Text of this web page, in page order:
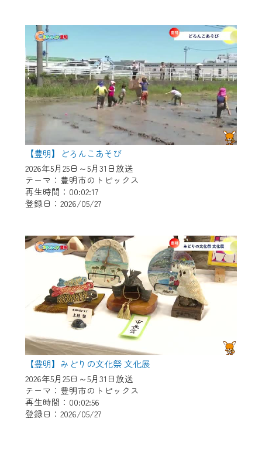
【豊明】どろんこあそび
2026年5月25日～5月31日放送
テーマ：豊明市のトピックス
再生時間：00:02:17
登録日：2026/05/27
【豊明】みどりの文化祭 文化展
2026年5月25日～5月31日放送
テーマ：豊明市のトピックス
再生時間：00:02:56
登録日：2026/05/27